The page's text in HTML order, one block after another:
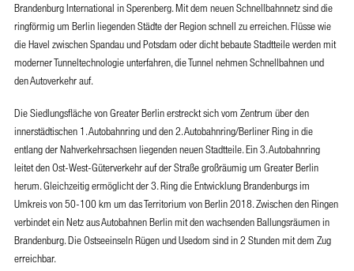
Brandenburg International in Sperenberg. Mit dem neuen Schnellbahnnetz sind die
ringförmig um Berlin liegenden Städte der Region schnell zu erreichen. Flüsse wie
die Havel zwischen Spandau und Potsdam oder dicht bebaute Stadtteile werden mit
moderner Tunneltechnologie unterfahren, die Tunnel nehmen Schnellbahnen und
den Autoverkehr auf.
Die Siedlungsfläche von Greater Berlin erstreckt sich vom Zentrum über den
innerstädtischen 1. Autobahnring und den 2. Autobahnring/Berliner Ring in die
entlang der Nahverkehrsachsen liegenden neuen Stadtteile. Ein 3. Autobahnring
leitet den Ost-West-Güterverkehr auf der Straße großräumig um Greater Berlin
herum. Gleichzeitig ermöglicht der 3. Ring die Entwicklung Brandenburgs im
Umkreis von 50-100 km um das Territorium von Berlin 2018. Zwischen den Ringen
verbindet ein Netz aus Autobahnen Berlin mit den wachsenden Ballungsräumen in
Brandenburg. Die Ostseeinseln Rügen und Usedom sind in 2 Stunden mit dem Zug
erreichbar.